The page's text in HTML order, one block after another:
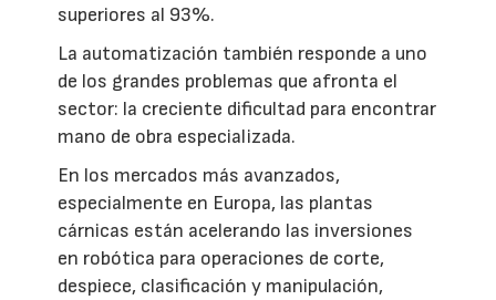
superiores al 93%.
La automatización también responde a uno
de los grandes problemas que afronta el
sector: la creciente dificultad para encontrar
mano de obra especializada.
En los mercados más avanzados,
especialmente en Europa, las plantas
cárnicas están acelerando las inversiones
en robótica para operaciones de corte,
despiece, clasificación y manipulación,